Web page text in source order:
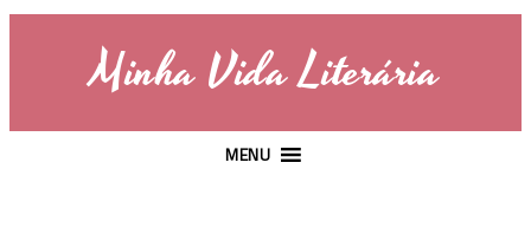
Minha Vida Literária
MENU